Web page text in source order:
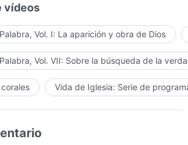
vídeos
Vol. I: La aparición y obra de Dios
Vol. VII: Sobre la búsqueda de la
Vida de Iglesia: Serie de